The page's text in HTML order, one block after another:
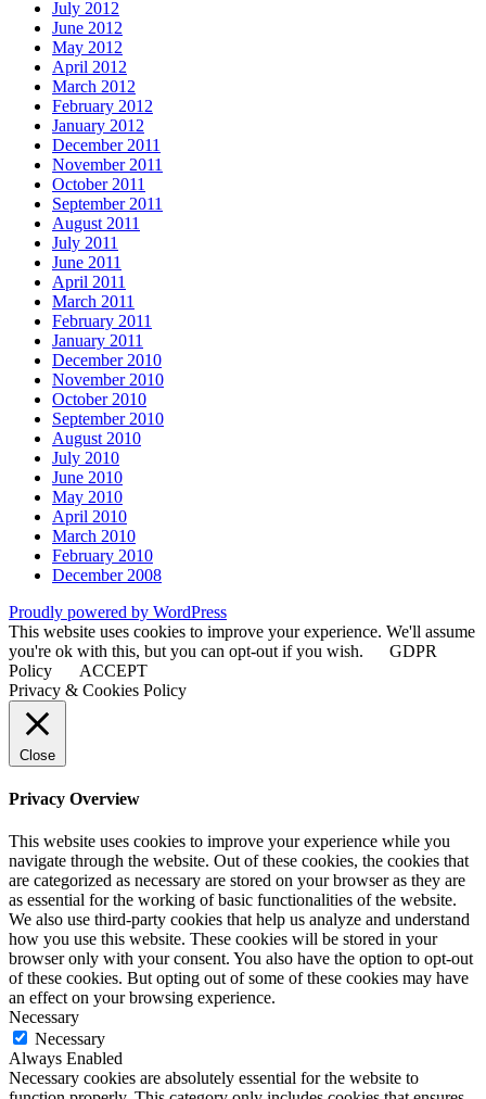
July 2012
June 2012
May 2012
April 2012
March 2012
February 2012
January 2012
December 2011
November 2011
October 2011
September 2011
August 2011
July 2011
June 2011
April 2011
March 2011
February 2011
January 2011
December 2010
November 2010
October 2010
September 2010
August 2010
July 2010
June 2010
May 2010
April 2010
March 2010
February 2010
December 2008
Proudly powered by WordPress
This website uses cookies to improve your experience. We'll assume
you're ok with this, but you can opt-out if you wish.
GDPR
Policy
ACCEPT
Privacy & Cookies Policy
Close
Privacy Overview
This website uses cookies to improve your experience while you
navigate through the website. Out of these cookies, the cookies that
are categorized as necessary are stored on your browser as they are
as essential for the working of basic functionalities of the website.
We also use third-party cookies that help us analyze and understand
how you use this website. These cookies will be stored in your
browser only with your consent. You also have the option to opt-out
of these cookies. But opting out of some of these cookies may have
an effect on your browsing experience.
Necessary
Necessary
Always Enabled
Necessary cookies are absolutely essential for the website to